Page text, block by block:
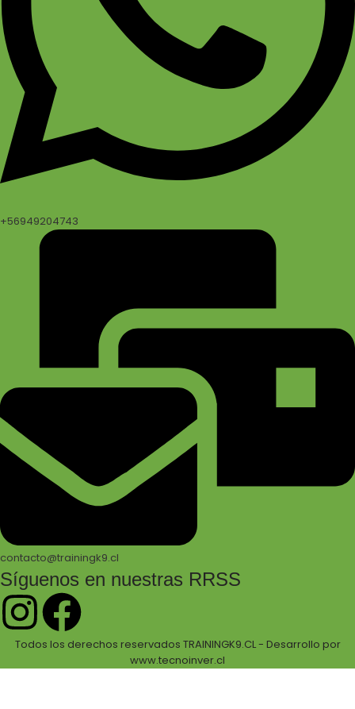
+56949204743
contacto@trainingk9.cl
Síguenos en nuestras RRSS
Todos los derechos reservados TRAININGK9.CL - Desarrollo por
www.tecnoinver.cl